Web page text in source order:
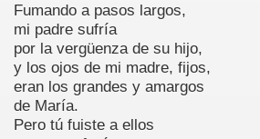
Fumando a pasos largos,
mi padre sufría
por la vergüenza de su hijo,
y los ojos de mi madre, fijos,
eran los grandes y amargos
de María.
Pero tú fuiste a ellos